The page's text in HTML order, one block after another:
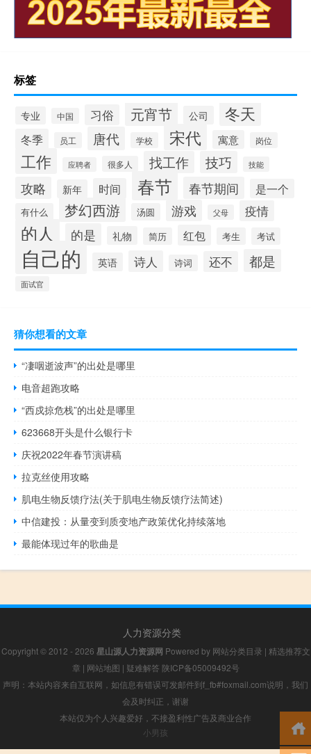
标签
专业 中国 习俗 元宵节 公司 冬天
冬季 员工 唐代 学校 宋代 寓意 岗位
工作 应聘者 很多人 找工作 技巧 技能
攻略 新年 时间 春节 春节期间 是一个
有什么 梦幻西游 汤圆 游戏 父母 疫情
的人 的是 礼物 简历 红包 考生 考试
自己的 英语 诗人 诗词 还不 都是
面试官
猜你想看的文章
“凄咽逝波声”的出处是哪里
电音超跑攻略
“西戍掠危栈”的出处是哪里
623668开头是什么银行卡
庆祝2022年春节演讲稿
拉克丝使用攻略
肌电生物反馈疗法(关于肌电生物反馈疗法简述)
中信建投：从量变到质变地产政策优化持续落地
最能体现过年的歌曲是
人力资源分类
Copyright © 2012 - 2026 星山源人力资源网 Powered by 网站分类目录 | 精选推荐文
章 | 网站地图 | 疑难解答 陕ICP备05009492号
声明：本站内容来自互联网，如信息有错误可发邮件到f_fb#foxmail.com说明，我们
会及时纠正，谢谢
本站仅为个人兴趣爱好，不接盈利性广告及商业合作
小男孩